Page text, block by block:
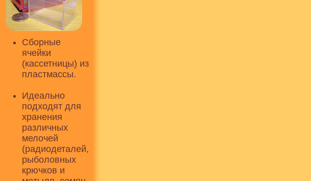
Сборные
ячейки
(кассетницы) из
пластмассы.
Идеально
подходят для
хранения
различных
мелочей
(радиодеталей,
рыболовных
крючков и